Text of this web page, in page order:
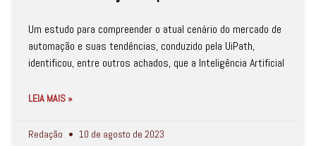
Um estudo para compreender o atual cenário do mercado de
automação e suas tendências, conduzido pela UiPath,
identificou, entre outros achados, que a Inteligência Artificial
LEIA MAIS »
Redação 10 de agosto de 2023